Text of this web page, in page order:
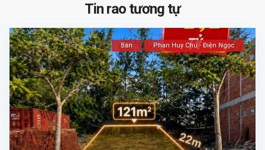
Tin rao tương tự
Bán Phan Huy Chú - Điện Ngọc